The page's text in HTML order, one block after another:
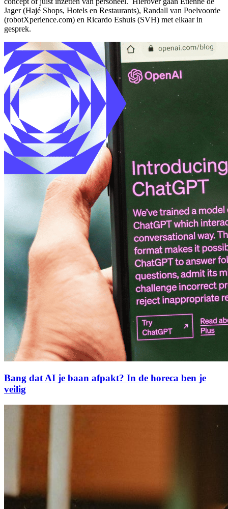
Jager (Hajé Shops, Hotels en Restaurants), Randall van Poelvoorde
(robotXperience.com) en Ricardo Eshuis (SVH) met elkaar in
gesprek.
Bang dat AI je baan afpakt? In de horeca ben je
veilig